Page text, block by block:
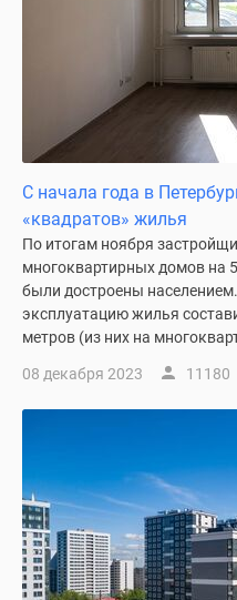
С начала года в
«квадратов» жилья
По итогам ноября
многоквартирных домов на
были достроены
эксплуатацию жилья
метров (из них на
08 декабря 2023 11180